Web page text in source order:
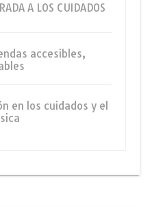
A LOS CUIDADOS
accesibles,
en los cuidados y el